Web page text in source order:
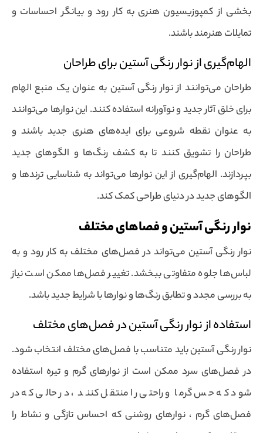
بخشی از کمپوزیسیون هنری به کار رود و بیانگر احساسات و
تمایلات هنرمند باشند.
الهام‌گیری از نوار رنگی آستین برای طراحان
طراحان می‌توانند از نوار رنگی آستین به عنوان یک منبع الهام
برای خلق آثار جدید و نوآورانه استفاده کنند. این نوارها می‌توانند
به عنوان نقطه شروعی برای ایده‌های هنری جدید باشند و
طراحان را تشویق کنند تا به کشف رنگ‌ها و الگوهای جدید
بپردازند. الهام‌گیری از این نوارها می‌تواند به شناسایی ترندها و
الگوهای جدید در دنیای طراحی کمک کند.
نوار رنگی آستین و فصاهای مختلف
نوار رنگی آستین می‌تواند در فصل‌های مختلف به کار رود و به
لباس‌ها جلوه متفاوتی ببخشد. تغییر فصل‌ها ممکن است نیاز
به بررسی مجدد و تطابق رنگ‌ها و نوارها با شرایط جدید باشد.
استفاده از نوار رنگی آستین در فصل‌های مختلف
نوار رنگی آستین باید متناسب با فصل‌های مختلف انتخاب شود.
در فصل‌های سرد ممکن است از نوارهای گرم و تیره استفاده
شود که حس گرما و راحتی را منتقل کنند ، در حالی که در
فصل‌های گرم ، نوارهای روشنی که احساس تازگی و نشاط را